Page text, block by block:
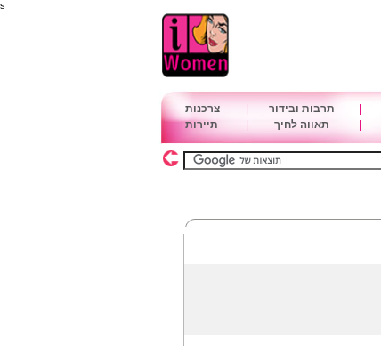
s
תרבות ובידור
צרכנות
תאווה לחיך תיירות